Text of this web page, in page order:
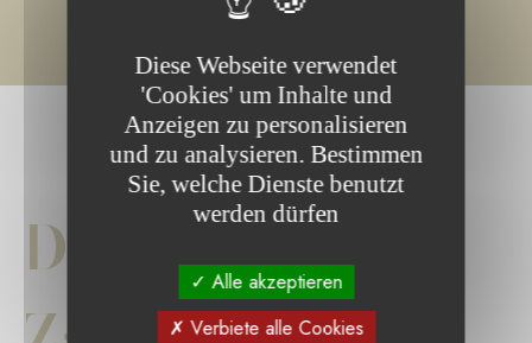
Die wichtigsten
Diese Webseite verwendet
'Cookies' um Inhalte und
Anzeigen zu personalisieren
und zu analysieren. Bestimmen
Sie, welche Dienste benutzt
werden dürfen
Alle akzeptieren
Verbiete alle Cookies